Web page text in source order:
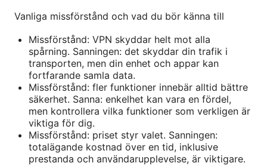
Vanliga missförstånd och vad du bör känna till
Missförstånd: VPN skyddar helt mot alla
spårning. Sanningen: det skyddar din trafik i
transporten, men din enhet och appar kan
fortfarande samla data.
Missförstånd: fler funktioner innebär alltid bättre
säkerhet. Sanna: enkelhet kan vara en fördel,
men kontrollera vilka funktioner som verkligen är
viktiga för dig.
Missförstånd: priset styr valet. Sanningen:
totalägande kostnad över en tid, inklusive
prestanda och användarupplevelse, är viktigare.